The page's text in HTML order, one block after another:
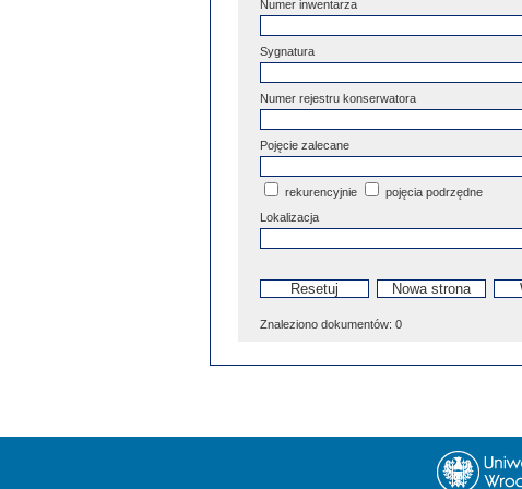
Numer inwentarza
Sygnatura
Numer rejestru konserwatora
Pojęcie zalecane
rekurencyjnie
pojęcia podrzędne
Lokalizacja
Znaleziono dokumentów: 0